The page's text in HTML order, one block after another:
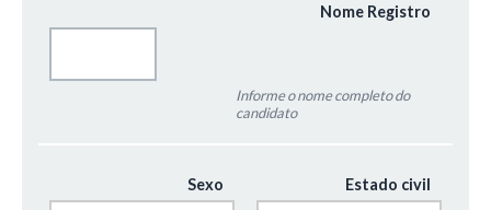
Nome Registro
Informe o nome completo do
candidato
Sexo Estado civil